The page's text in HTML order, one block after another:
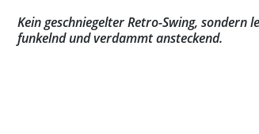
Kein geschniegelter Retro-Swing, sondern
funkelnd und verdammtansteckend.